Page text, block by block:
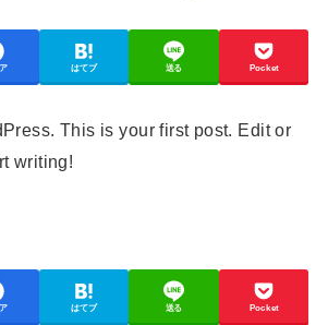
はてブ 送る Pocket
This is your first post. Edit or
writing!
はてブ 送る Pocket